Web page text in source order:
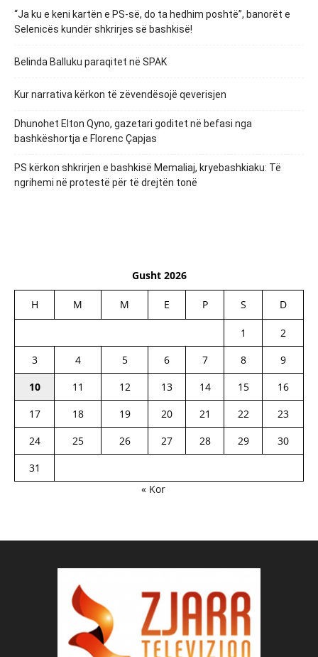
“Ja ku e keni kartën e PS-së, do ta hedhim poshtë”, banorët e
Selenicës kundër shkrirjes së bashkisë!
Belinda Balluku paraqitet në SPAK
Kur narrativa kërkon të zëvendësojë qeverisjen
Dhunohet Elton Qyno, gazetari goditet në befasi nga
bashkëshortja e Florenc Çapjas
PS kërkon shkrirjen e bashkisë Memaliaj, kryebashkiaku: Të
ngrihemi në protestë për të drejtën tonë
Gusht 2026
H M M E P S D
1
2
3
4 5 6 7 8
9
10
11 12 13 14 15
16
17
18 19 20 21 22
23
24
25 26 27 28 29
30
31
« Kor